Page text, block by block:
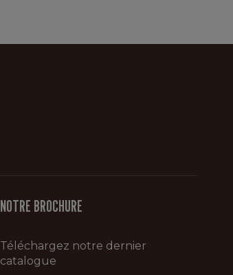
NOTRE BROCHURE
Téléchargez notre dernier
catalogue